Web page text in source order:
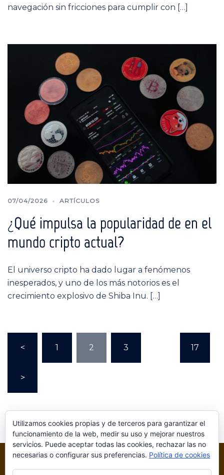
navegación sin fricciones para cumplir con […]
07/04/2026 ARTÍCULOS
¿Qué impulsa la popularidad de en el
mundo cripto actual?
El universo cripto ha dado lugar a fenómenos
inesperados, y uno de los más notorios es el
crecimiento explosivo de Shiba Inu. […]
entradas
< 1 2 3 17
>
Utilizamos cookies propias y de terceros para garantizar el
funcionamiento de la web, medir su uso y mejorar nuestros
servicios. Puede aceptar todas las cookies, rechazar las no
necesarias o configurar sus preferencias. Política de cookies